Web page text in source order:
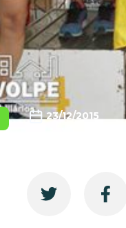
23/12/2015